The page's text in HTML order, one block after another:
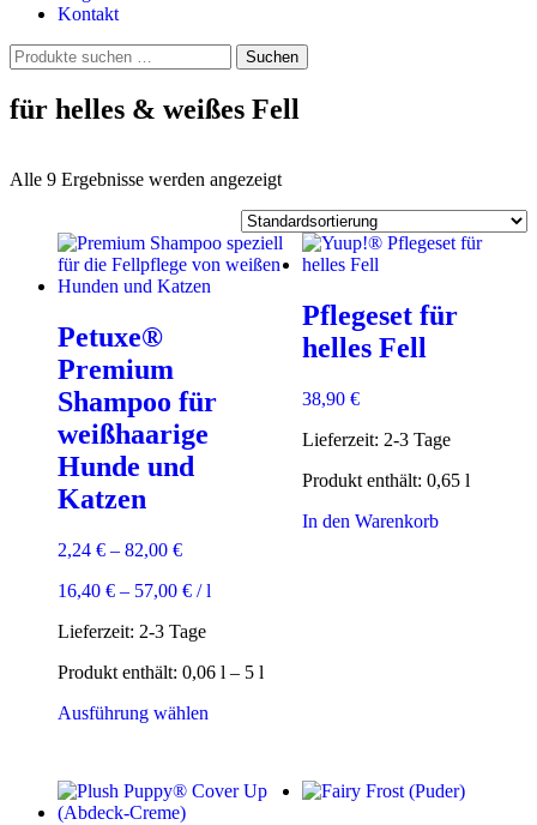
Kontakt
Suchen
nach:
Suchen
für helles & weißes Fell
Alle 9 Ergebnisse werden angezeigt
Petuxe®
Premium
Shampoo für
weißhaarige
Hunde und
Katzen
2,24 € – 82,00 €
16,40 € – 57,00 € /l
Lieferzeit: 2-3 Tage
Produkt enthält: 0,06 l – 5 l
Ausführung wählen
Varianten
Pflegeset für
helles Fell
38,90 €
Lieferzeit: 2-3 Tage
Produkt enthält: 0,65 l
In den Warenkorb